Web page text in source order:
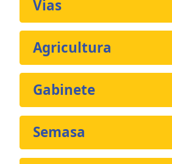
Vias
Agricultura
Gabinete
Semasa